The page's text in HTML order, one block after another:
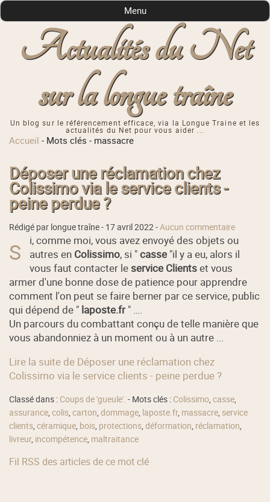
Actualités du Net
sur la longue traîne
Un blog sur le référencement efficace, via la Longue Traine et les
actualités du Net pour vous aider ...
Menu
Accueil - Mots clés - massacre
Déposer une réclamation chez
Colissimo via le service clients -
peine perdue ?
Rédigé par longue traîne - 17 avril 2022-Aucun commentaire
S
i, comme moi, vous avez envoyé des objets ou
autres en Colissimo, si "casse "il y a eu, alors il
vous faut contacter le service Clientset vous
armer d'une bonne dose de patience pour apprendre
comment l'on peut se faire berner par ce service, public
qui dépend de " laposte.fr" ….
Un parcours du combattant conçu de telle manière que
vous abandonniez à un moment ou à un autre ...
Lire la suite de Déposer une réclamation chez
Colissimo via le service clients - peine perdue ?
Classé dans : Coups de 'gueule'. - Mots clés : Colissimo,casse,
assurance,colis,carton,dommage, laposte.fr, massacre, service
clients,céramique, bois, protections,déformation, réclamation,
livreur, incompétence, maltraitance
Fil RSS des articles de ce mot clé